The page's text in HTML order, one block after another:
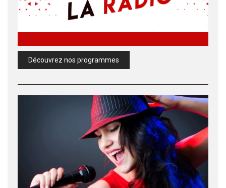
Découvrez nos programmes